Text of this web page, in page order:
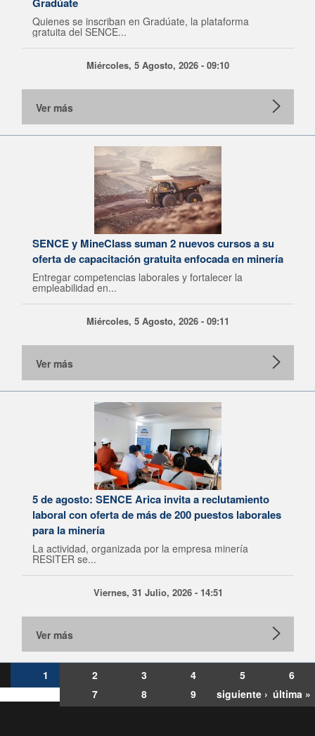
Quienes se inscriban en Gradúate, la plataforma
gratuita del SENCE...
Miércoles, 5 Agosto, 2026 - 09:10
Ver más
SENCE y MineClass suman 2 nuevos cursos a su
oferta de capacitación gratuita enfocada en minería
Entregar competencias laborales y fortalecer la
empleabilidad en...
Miércoles, 5 Agosto, 2026 - 09:11
Ver más
5 de agosto: SENCE Arica invita a reclutamiento
laboral con oferta de más de 200 puestos laborales
para la minería
La actividad, organizada por la empresa minería
RESITER se...
Viernes, 31 Julio, 2026 - 14:51
Ver más
1 2 3 4 5
6
7
8 9 siguiente › última »